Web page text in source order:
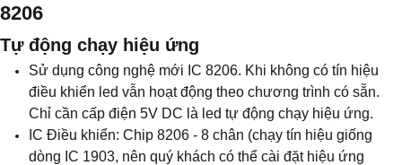
8206
Tự động chạy hiệu ứng
Sử dụng công nghệ mới IC 8206. Khi không có tín hiệu
điều khiển led vẫn hoạt động theo chương trình có sẵn.
Chỉ cần cấp điện 5V DC là led tự động chạy hiệu ứng.
IC Điều khiển: Chip 8206 - 8 chân (chạy tín hiệu giống
dòng IC 1903, nên quý khách có thể cài đặt hiệu ứng